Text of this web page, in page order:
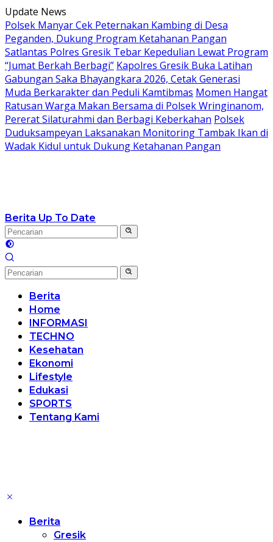
Langsung
ke
konten
Update News
Polsek Manyar Cek Peternakan Kambing di Desa
Peganden, Dukung Program Ketahanan Pangan
Satlantas Polres Gresik Tebar Kepedulian Lewat Program
“Jumat Berkah Berbagi” Kapolres Gresik Buka Latihan
Gabungan Saka Bhayangkara 2026, Cetak Generasi
Muda Berkarakter dan Peduli Kamtibmas Momen Hangat
Ratusan Warga Makan Bersama di Polsek Wringinanom,
Pererat Silaturahmi dan Berbagi Keberkahan Polsek
Duduksampeyan Laksanakan Monitoring Tambak Ikan di
Wadak Kidul untuk Dukung Ketahanan Pangan
Berita Up To Date
Berita
Home
INFORMASI
TECHNO
Kesehatan
Ekonomi
Lifestyle
Edukasi
SPORTS
Tentang Kami
Berita
Gresik